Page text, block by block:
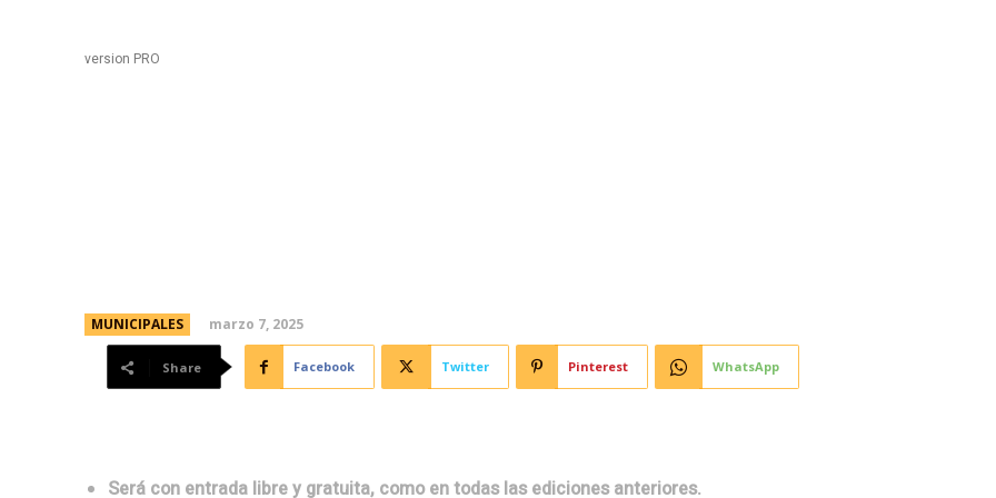
version PRO
MUNICIPALES marzo 7, 2025
Share Facebook Twitter Pinterest WhatsApp
Será con entrada libre y gratuita, como en todas las ediciones anteriores.